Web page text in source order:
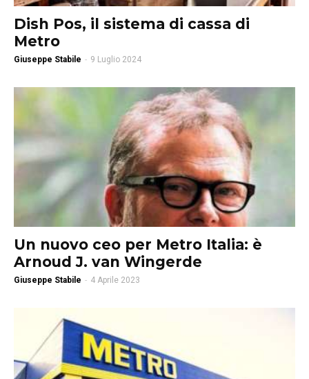
Dish Pos, il sistema di cassa di
Metro
Giuseppe Stabile - 9 Luglio 2024
Un nuovo ceo per Metro Italia: è
Arnoud J. van Wingerde
Giuseppe Stabile - 4 Aprile 2023